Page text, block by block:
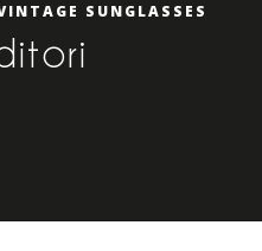
SUNGLASSES